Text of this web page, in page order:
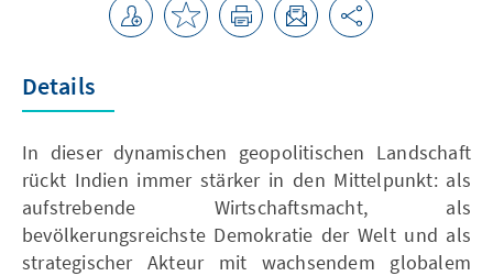
Details
In dieser dynamischen geopolitischen Landschaft
rückt Indien immer stärker in den Mittelpunkt: als
aufstrebende Wirtschaftsmacht, als
bevölkerungsreichste Demokratie der Welt und als
strategischer Akteur mit wachsendem globalem